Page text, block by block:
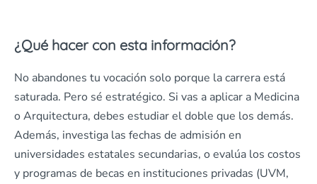
¿Qué hacer con esta información?
No abandones tu vocación solo porque la carrera está
saturada. Pero sé estratégico. Si vas a aplicar a Medicina
o Arquitectura, debes estudiar el doble que los demás.
Además, investiga las fechas de admisión en
universidades estatales secundarias, o evalúa los costos
y programas de becas en instituciones privadas (UVM,